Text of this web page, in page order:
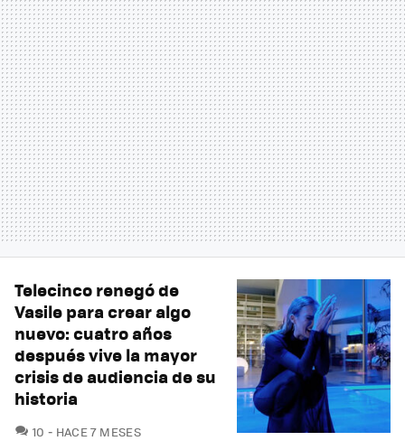
Telecinco renegó de
Vasile para crear algo
nuevo: cuatro años
después vive la mayor
crisis de audiencia de su
historia
10 COMENTARIOS
HACE 7 MESES